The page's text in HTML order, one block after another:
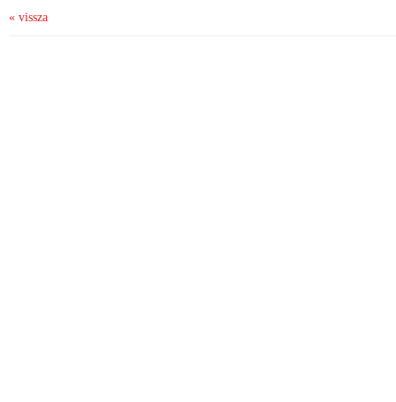
« vissza